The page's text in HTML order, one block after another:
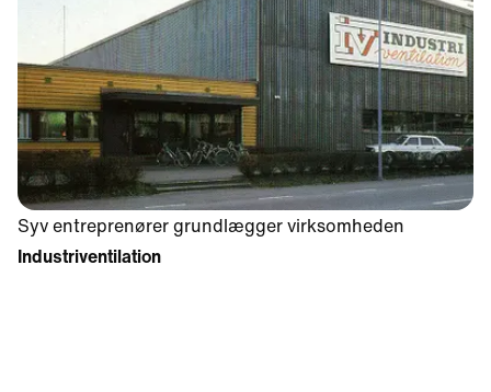
Syv entreprenører grundlægger virksomheden
Industriventilation